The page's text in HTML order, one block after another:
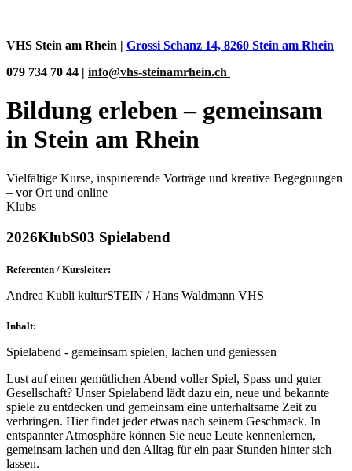
VHS Stein am Rhein | Grossi Schanz 14, 8260 Stein am Rhein
079 734 70 44 | info@vhs-steinamrhein.ch
Bildung erleben – gemeinsam
in Stein am Rhein
Vielfältige Kurse, inspirierende Vorträge und kreative Begegnungen
– vor Ort und online
Klubs
2026KlubS03 Spielabend
Referenten / Kursleiter:
Andrea Kubli kulturSTEIN / Hans Waldmann VHS
Inhalt:
Spielabend - gemeinsam spielen, lachen und geniessen
Lust auf einen gemütlichen Abend voller Spiel, Spass und guter
Gesellschaft? Unser Spielabend lädt dazu ein, neue und bekannte
spiele zu entdecken und gemeinsam eine unterhaltsame Zeit zu
verbringen. Hier findet jeder etwas nach seinem Geschmack. In
entspannter Atmosphäre können Sie neue Leute kennenlernen,
gemeinsam lachen und den Alltag für ein paar Stunden hinter sich
lassen.